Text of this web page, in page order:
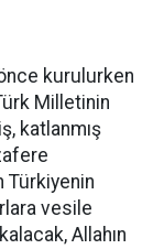
kurulurken
Milletinin
katlanmış
Türkiyenin
vesile
Allahın